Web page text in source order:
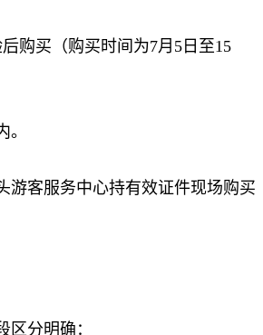
购买（购买时间为7月5日至15
客服务中心持有效证件现场购买
分明确：